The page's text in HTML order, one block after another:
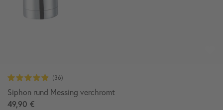
Siphon rund Messing verchromt
49,90 €